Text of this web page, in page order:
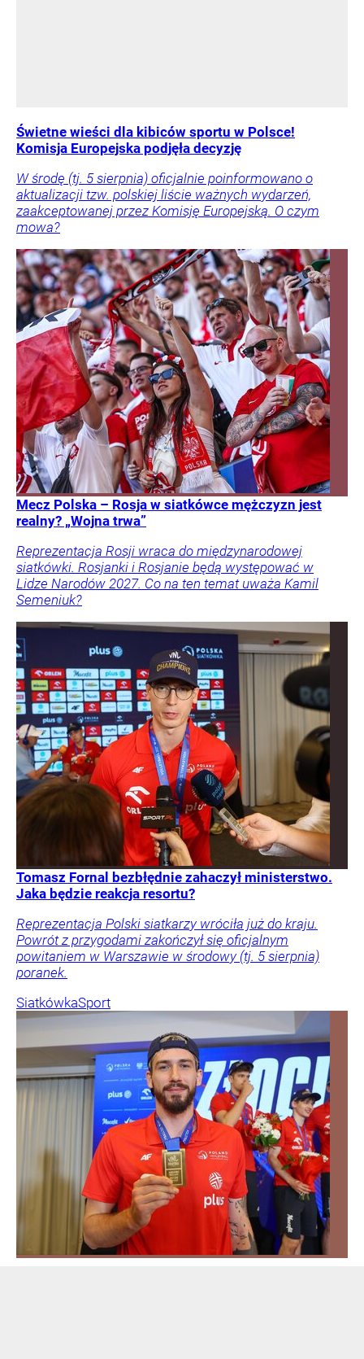
Świetne wieści dla kibiców sportu w Polsce!
Komisja Europejska podjęła decyzję
W środę (tj. 5 sierpnia) oficjalnie poinformowano o
aktualizacji tzw. polskiej liście ważnych wydarzeń,
zaakceptowanej przez Komisję Europejską. O czym
mowa?
Mecz Polska – Rosja w siatkówce mężczyzn jest
realny? „Wojna trwa”
Reprezentacja Rosji wraca do międzynarodowej
siatkówki. Rosjanki i Rosjanie będą występować w
Lidze Narodów 2027. Co na ten temat uważa Kamil
Semeniuk?
Tomasz Fornal bezbłędnie zahaczył ministerstwo.
Jaka będzie reakcja resortu?
Reprezentacja Polski siatkarzy wróciła już do kraju.
Powrót z przygodami zakończył się oficjalnym
powitaniem w Warszawie w środowy (tj. 5 sierpnia)
poranek.
SiatkówkaSport